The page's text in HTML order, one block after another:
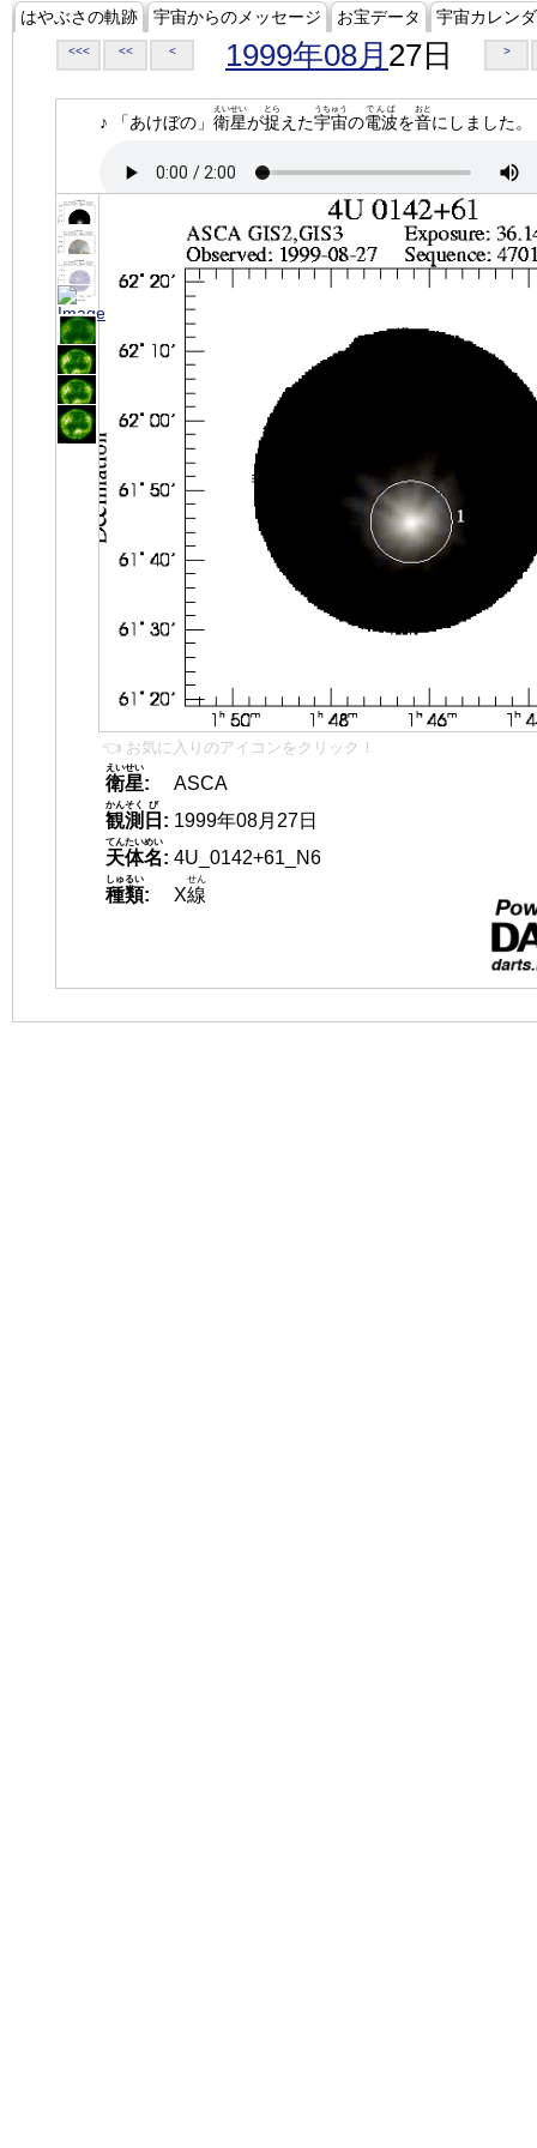
はやぶさの軌跡 宇宙からのメッセージ お宝データ 宇宙カレン
<<< << < 1999年08月 27日 >
♪ 「あけぼの」 衛星
えいせい
が捉
とら
えた宇宙
うちゅう
の電波
でんぱ
を音
おと
にしました。
👈 お気に入りのアイコンをクリック！
衛星
えいせい
:
ASCA
観測
かんそく
日
び
: 1999年08月27日
天体名
てんたいめい
: 4U_0142+61_N6
種類
しゅるい
: X線
せん